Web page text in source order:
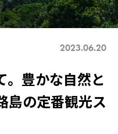
2023.06.20
。豊かな自然と
島の定番観光ス